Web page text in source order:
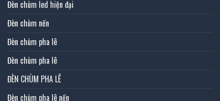
Đèn chùm led hiện đại
Đèn chùm nến
Đèn chùm pha lê
Đèn chùm pha lê
ĐÈN CHÙM PHA LÊ
Đèn chùm pha lê nến